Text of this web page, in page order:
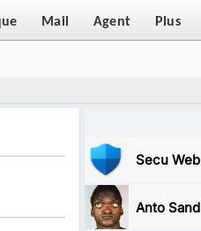
Mail Agent Plus
Secu Web
Anto Sand